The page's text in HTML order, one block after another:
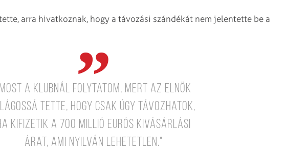
arra hivatkoznak, hogy a távozási szándékát nem jelentette be a
a klubnál folytatom, mert az elnök
tette, hogy csak úgy távozhatok,
kifizetik a 700 millió eurós kivásárlási
árat, ami nyilván lehetetlen."